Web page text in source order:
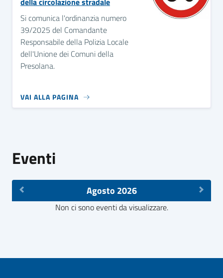
Si comunica l'ordinanzia numero
39/2025 del Comandante
Responsabile della Polizia Locale
dell'Unione dei Comuni della
Presolana.
VAI ALLA PAGINA
Eventi
Agosto 2026
Non ci sono eventi da visualizzare.